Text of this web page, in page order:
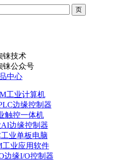
铼公众号
中心
工业计算机
边缘控制器
触控一体机
边缘控制器
工业单板电脑
工业应用软件
边缘I/O控制器